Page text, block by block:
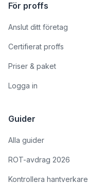
För proffs
Anslut ditt företag
Certifierat proffs
Priser & paket
Logga in
Guider
Alla guider
ROT-avdrag 2026
Kontrollera hantverkare